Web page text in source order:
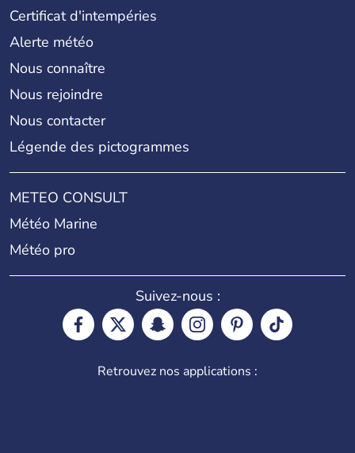
Certificat d'intempéries
Alerte météo
Nous connaître
Nous rejoindre
Nous contacter
Légende des pictogrammes
METEO CONSULT
Météo Marine
Météo pro
Suivez-nous :
Retrouvez nos applications :